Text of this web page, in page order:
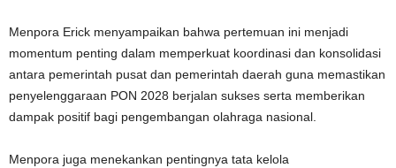
Menpora Erick menyampaikan bahwa pertemuan ini menjadi
momentum penting dalam memperkuat koordinasi dan konsolidasi
antara pemerintah pusat dan pemerintah daerah guna memastikan
penyelenggaraan PON 2028 berjalan sukses serta memberikan
dampak positif bagi pengembangan olahraga nasional.
Menpora juga menekankan pentingnya tata kelola